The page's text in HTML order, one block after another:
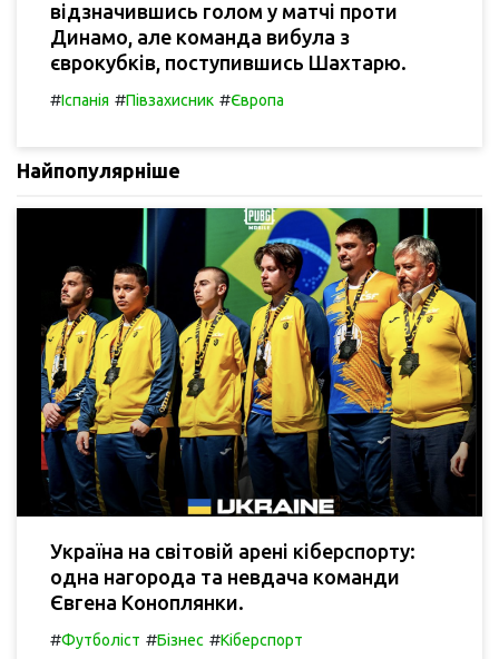
відзначившись голом у матчі проти
Динамо, але команда вибула з
єврокубків, поступившись Шахтарю.
#Іспанія #Півзахисник #Європа
Найпопулярніше
Україна на світовій арені кіберспорту:
одна нагорода та невдача команди
Євгена Коноплянки.
#Футболіст #Бізнес #Кіберспорт